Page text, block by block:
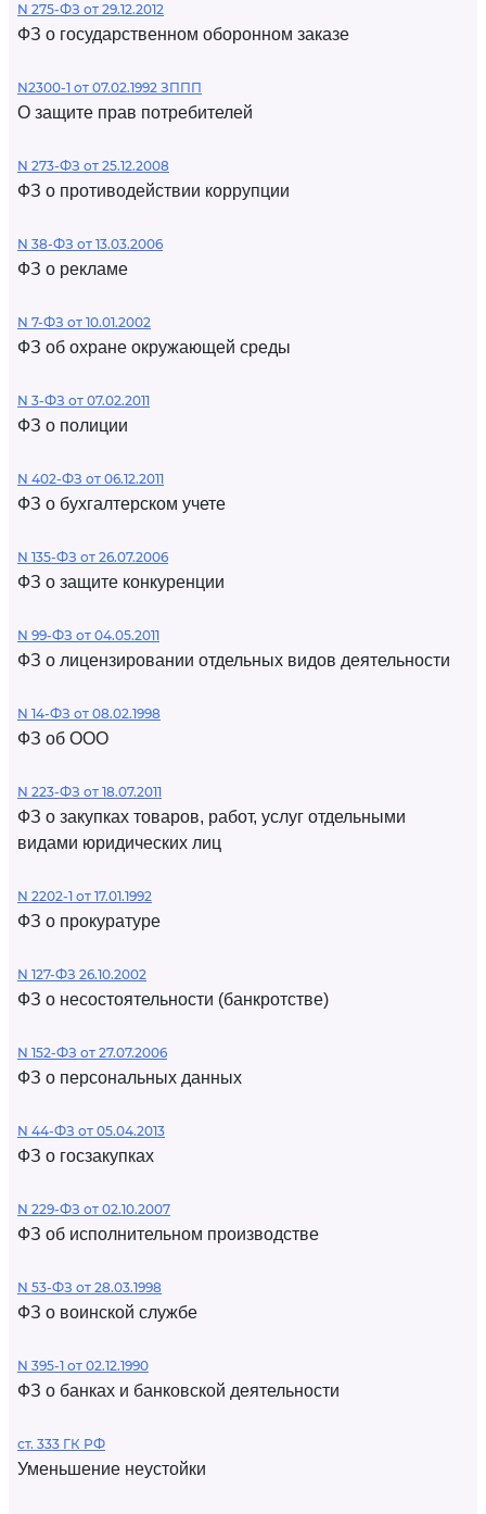
N 275-ФЗ от 29.12.2012
ФЗ о государственном оборонном заказе
N2300-1 от 07.02.1992 ЗППП
О защите прав потребителей
N 273-ФЗ от 25.12.2008
ФЗ о противодействии коррупции
N 38-ФЗ от 13.03.2006
ФЗ о рекламе
N 7-ФЗ от 10.01.2002
ФЗ об охране окружающей среды
N 3-ФЗ от 07.02.2011
ФЗ о полиции
N 402-ФЗ от 06.12.2011
ФЗ о бухгалтерском учете
N 135-ФЗ от 26.07.2006
ФЗ о защите конкуренции
N 99-ФЗ от 04.05.2011
ФЗ о лицензировании отдельных видов деятельности
N 14-ФЗ от 08.02.1998
ФЗ об ООО
N 223-ФЗ от 18.07.2011
ФЗ о закупках товаров, работ, услуг отдельными
видами юридических лиц
N 2202-1 от 17.01.1992
ФЗ о прокуратуре
N 127-ФЗ 26.10.2002
ФЗ о несостоятельности (банкротстве)
N 152-ФЗ от 27.07.2006
ФЗ о персональных данных
N 44-ФЗ от 05.04.2013
ФЗ о госзакупках
N 229-ФЗ от 02.10.2007
ФЗ об исполнительном производстве
N 53-ФЗ от 28.03.1998
ФЗ о воинской службе
N 395-1 от 02.12.1990
ФЗ о банках и банковской деятельности
ст. 333 ГК РФ
Уменьшение неустойки